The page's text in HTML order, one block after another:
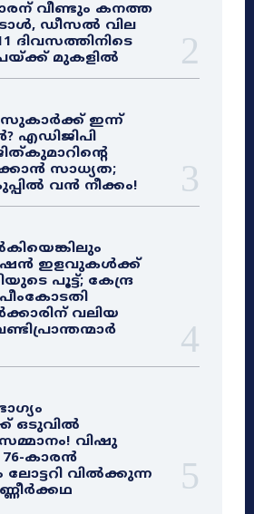
വീണ്ടും കനത്ത
ഡീസൽ വില
ദിവസത്തിനിടെ
മുകളിൽ
ഇന്ന്
സാധ്യത;
വൻ നീക്കം!
ഇളവുകൾക്ക്
പൂട്ട്; കേന്ദ്ര
വലിയ
ഒടുവിൽ
വിഷു
കാരൻ
വിൽക്കുന്ന